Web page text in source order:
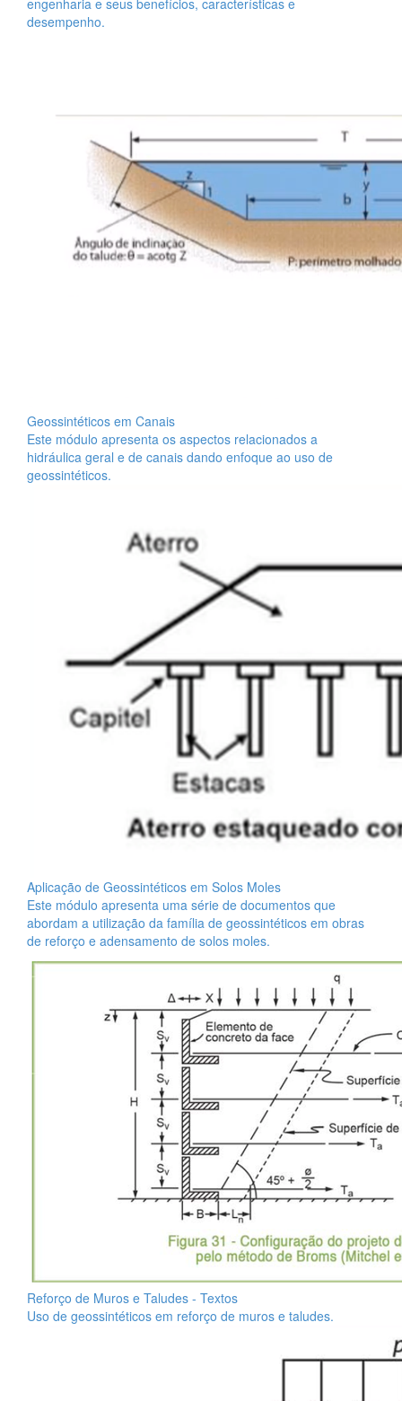
engenharia e seus benefícios, características e
desempenho.
Geossintéticos em Canais
Este módulo apresenta os aspectos relacionados a
hidráulica geral e de canais dando enfoque ao uso de
geossintéticos.
Aplicação de Geossintéticos em Solos Moles
Este módulo apresenta uma série de documentos que
abordam a utilização da família de geossintéticos em obras
de reforço e adensamento de solos moles.
Reforço de Muros e Taludes - Textos
Uso de geossintéticos em reforço de muros e taludes.